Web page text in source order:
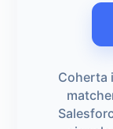
Coherta